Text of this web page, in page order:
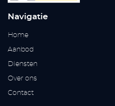
Navigatie
Home
Aanbod
Diensten
Over ons
Contact